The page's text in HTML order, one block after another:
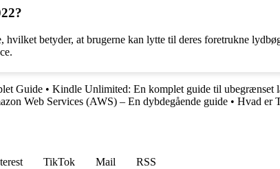
betyder, at brugerne kan lytte til deres foretrukne
Guide • Kindle Unlimited: En komplet guide til ubegrænset
Web Services (AWS) – En dybdegående guide • Hvad er
TikTok Mail RSS